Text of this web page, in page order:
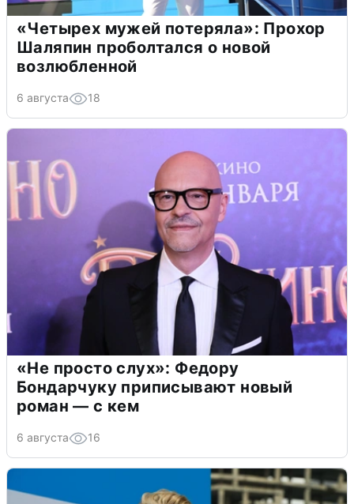
«Четырех мужей потеряла»: Прохор
Шаляпин проболтался о новой
возлюбленной
6 августа 18
«Не просто слух»: Федору
Бондарчуку приписывают новый
роман — с кем
6 августа 16